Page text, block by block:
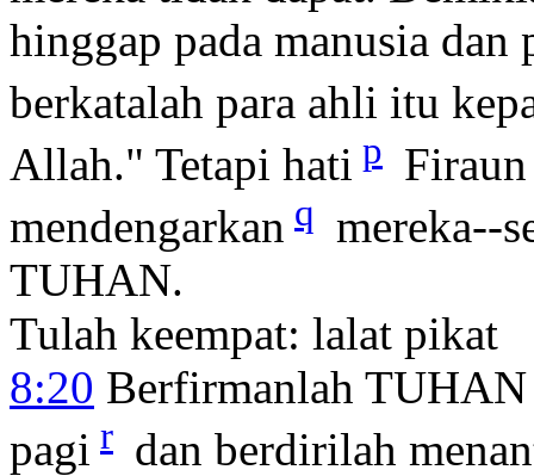
hinggap pada manusia dan
berkatalah para ahli itu
Allah." Tetapi hati p
mendengarkan q mereka--
TUHAN.
Tulah keempat: lalat pikat
8:20 Berfirmanlah
pagi r dan berdirilah